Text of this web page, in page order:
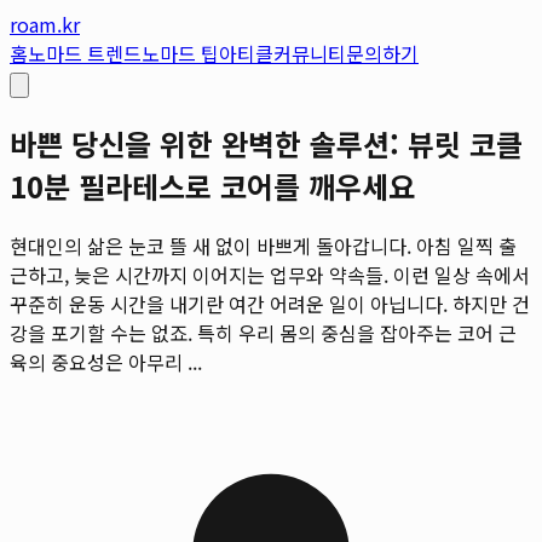
roam.kr
홈노마드 트렌드노마드 팁아티클커뮤니티문의하기
바쁜 당신을 위한 완벽한 솔루션: 뷰릿 코클
10분 필라테스로 코어를 깨우세요
현대인의 삶은 눈코 뜰 새 없이 바쁘게 돌아갑니다. 아침 일찍 출
근하고, 늦은 시간까지 이어지는 업무와 약속들. 이런 일상 속에서
꾸준히 운동 시간을 내기란 여간 어려운 일이 아닙니다. 하지만 건
강을 포기할 수는 없죠. 특히 우리 몸의 중심을 잡아주는 코어 근
육의 중요성은 아무리 ...